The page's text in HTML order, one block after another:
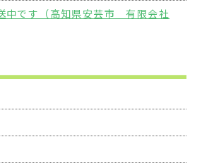
中です（高知県安芸市 有限会社